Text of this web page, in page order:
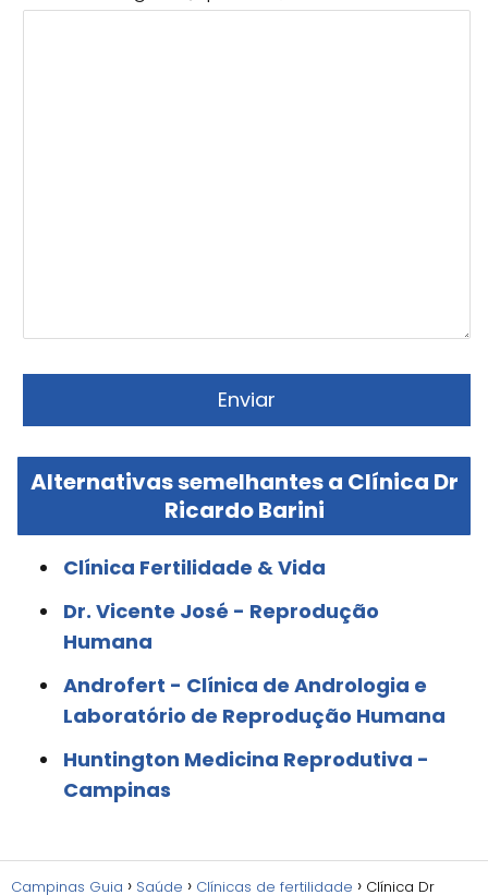
Alternativas semelhantes a Clínica Dr
Ricardo Barini
Clínica Fertilidade & Vida
Dr. Vicente José - Reprodução
Humana
Androfert - Clínica de Andrologia e
Laboratório de Reprodução Humana
Huntington Medicina Reprodutiva -
Campinas
Campinas Guia Saúde Clínicas de fertilidade Clínica Dr